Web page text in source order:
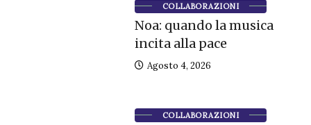
COLLABORAZIONI
Noa: quando la musica
incita alla pace
Agosto 4, 2026
COLLABORAZIONI